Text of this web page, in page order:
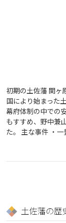
初期の土佐藩 関ヶ
国により始まった
幕府体制の中での
もすすめ、野中兼
た。 主な事件 ・
土佐藩の歴